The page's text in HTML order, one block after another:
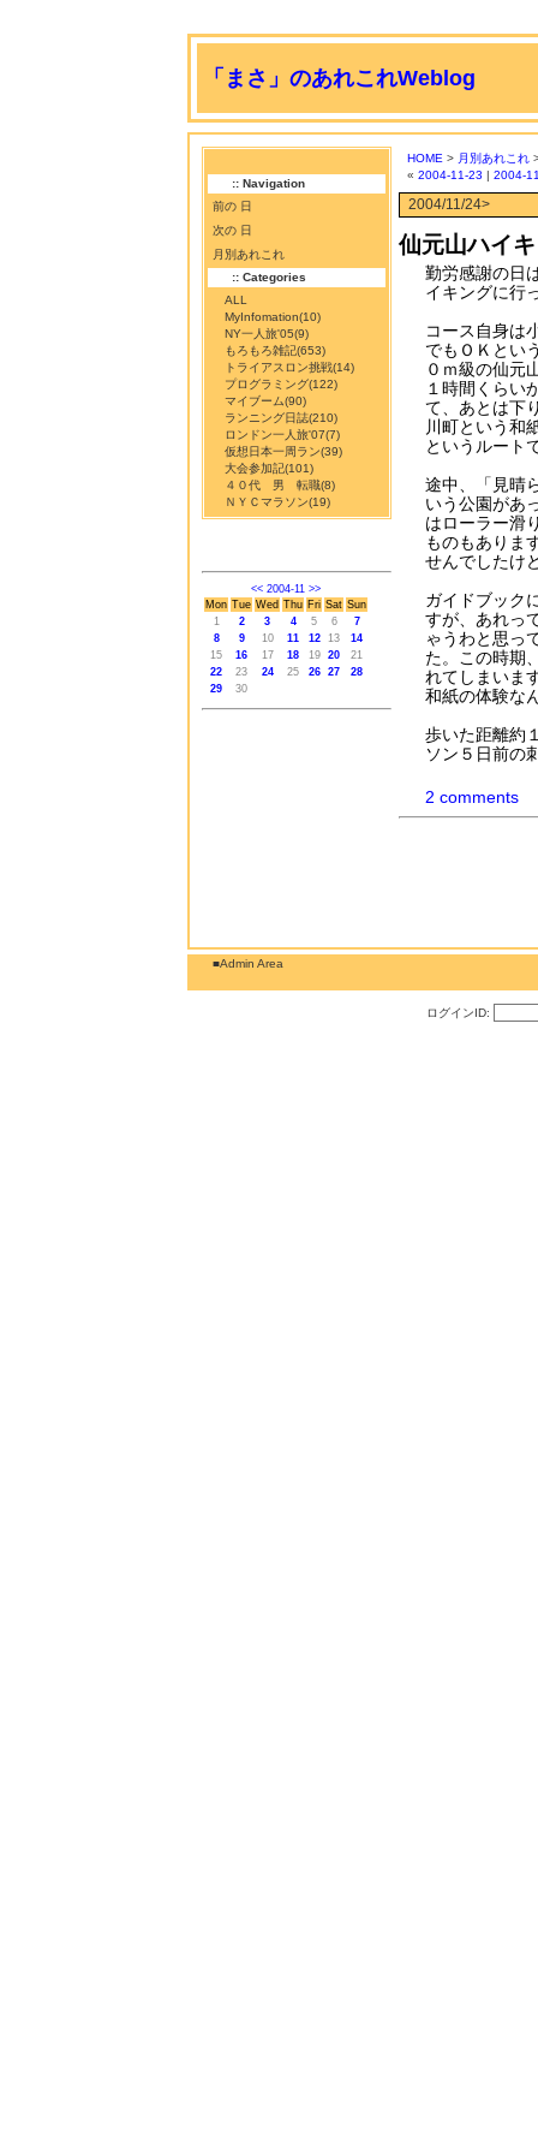
「まさ」のあれこれWeblog
:: Navigation
前の 日
次の 日
月別あれこれ
:: Categories
ALL
MyInfomation(10)
NY一人旅'05(9)
もろもろ雑記(653)
トライアスロン挑戦(14)
プログラミング(122)
マイブーム(90)
ランニング日誌(210)
ロンドン一人旅'07(7)
仮想日本一周ラン(39)
大会参加記(101)
４０代 男 転職(8)
ＮＹＣマラソン(19)
<< 2004-11 >>
Mon Tue Wed Thu Fri Sat Sun
1
2 3 4 5 6
7
8
9 10 11 12 13
14
15
16 17 18 19 20
21
22
23 24 25 26 27
28
29
30
HOME > 月別あれこれ
« 2004-11-23 | 2004-
2004/11/24>
仙元山ハイ
勤労感謝の日
イキングに行
コース自身は
でもＯＫとい
０ｍ級の仙元
１時間くらい
て、あとは下
川町という和
というルート
途中、「見晴
いう公園があ
はローラー滑
ものもありま
せんでしたけ
ガイドブック
すが、あれっ
ゃうわと思っ
た。この時期
れてしまいま
和紙の体験な
歩いた距離約
ソン５日前の
2 comments
■Admin Area
ログインID: